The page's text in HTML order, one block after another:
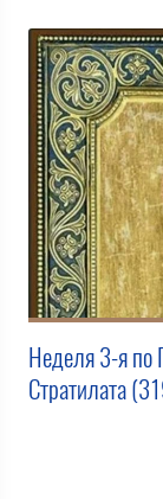
Неделя 3-я по
Стратилата